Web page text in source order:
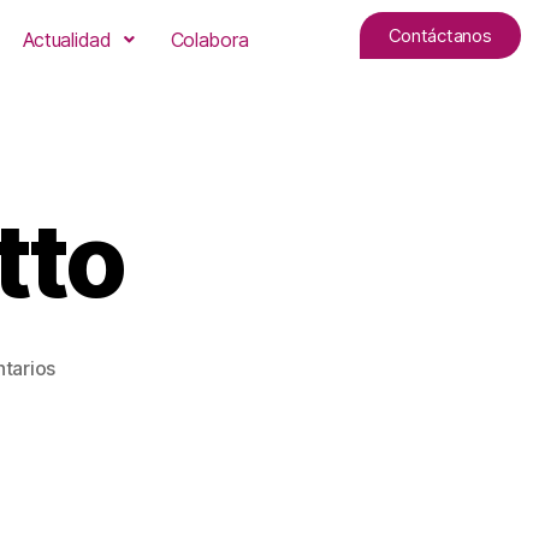
Actualidad Colabora Contáctanos